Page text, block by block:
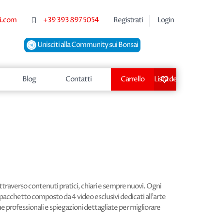
+39 393 897 5054 Registrati Login
Unisciti alla Community sui Bonsai
Blog Contatti Carrello Lista dei desideri
contenuti pratici, chiari e sempre nuovi. Ogni
composto da 4 video esclusivi dedicati all’arte
professionali e spiegazioni dettagliate per migliorare